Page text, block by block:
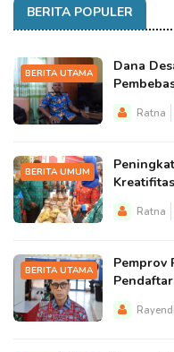
BERITA POPULER
BERITA UTAMA
Dana
Ratna
BERITA UMUM
Ratna
BERITA UTAMA
Pemprov
Rayendi